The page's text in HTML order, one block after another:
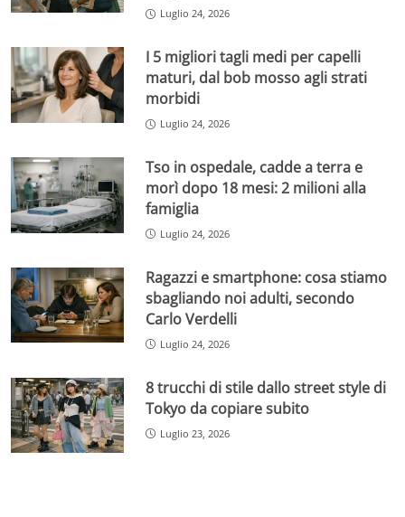
Luglio 24, 2026
I 5 migliori tagli medi per capelli
maturi, dal bob mosso agli strati
morbidi
Luglio 24, 2026
Tso in ospedale, cadde a terra e
morì dopo 18 mesi: 2 milioni alla
famiglia
Luglio 24, 2026
Ragazzi e smartphone: cosa stiamo
sbagliando noi adulti, secondo
Carlo Verdelli
Luglio 24, 2026
8 trucchi di stile dallo street style di
Tokyo da copiare subito
Luglio 23, 2026